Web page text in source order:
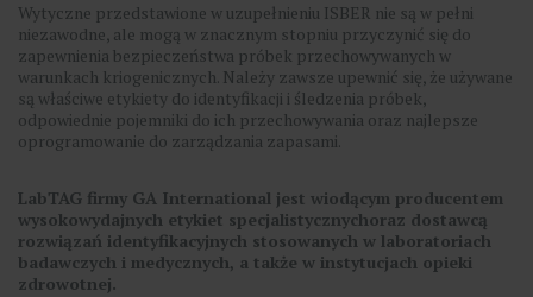
Wytyczne przedstawione w uzupełnieniu ISBER nie są w pełni
niezawodne, ale mogą w znacznym stopniu przyczynić się do
zapewnienia bezpieczeństwa próbek przechowywanych w
warunkach kriogenicznych. Należy zawsze upewnić się, że używane
są właściwe etykiety do identyfikacji i śledzenia próbek,
odpowiednie pojemniki do ich przechowywania oraz najlepsze
oprogramowanie do zarządzania zapasami.
LabTAG firmy GA International jest wiodącym producentem
wysokowydajnych etykiet specjalistycznychoraz dostawcą
rozwiązań identyfikacyjnych stosowanych w laboratoriach
badawczych i medycznych, a także w instytucjach opieki
zdrowotnej.